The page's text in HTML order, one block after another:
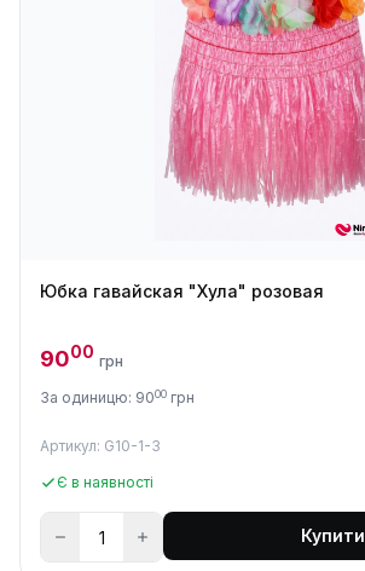
Юбка гавайская "Хула" розовая
9000 грн
За одиницю: 9000 грн
Артикул: G10-1-3
Є в наявності
Купити